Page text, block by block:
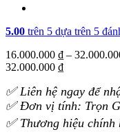
5.00 trên 5 dựa trên 5
16.000.000 ₫ –
32.000.000 ₫
✅ Liên hệ ngay để
✅ Đơn vị tính: Trọn
✅ Thương hiệu